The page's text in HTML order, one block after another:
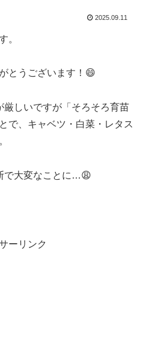
2025.09.11
。
とうございます！😄
しいですが「そろそろ育苗
で、キャベツ・白菜・レタス
で大変なことに…😩
ーリンク